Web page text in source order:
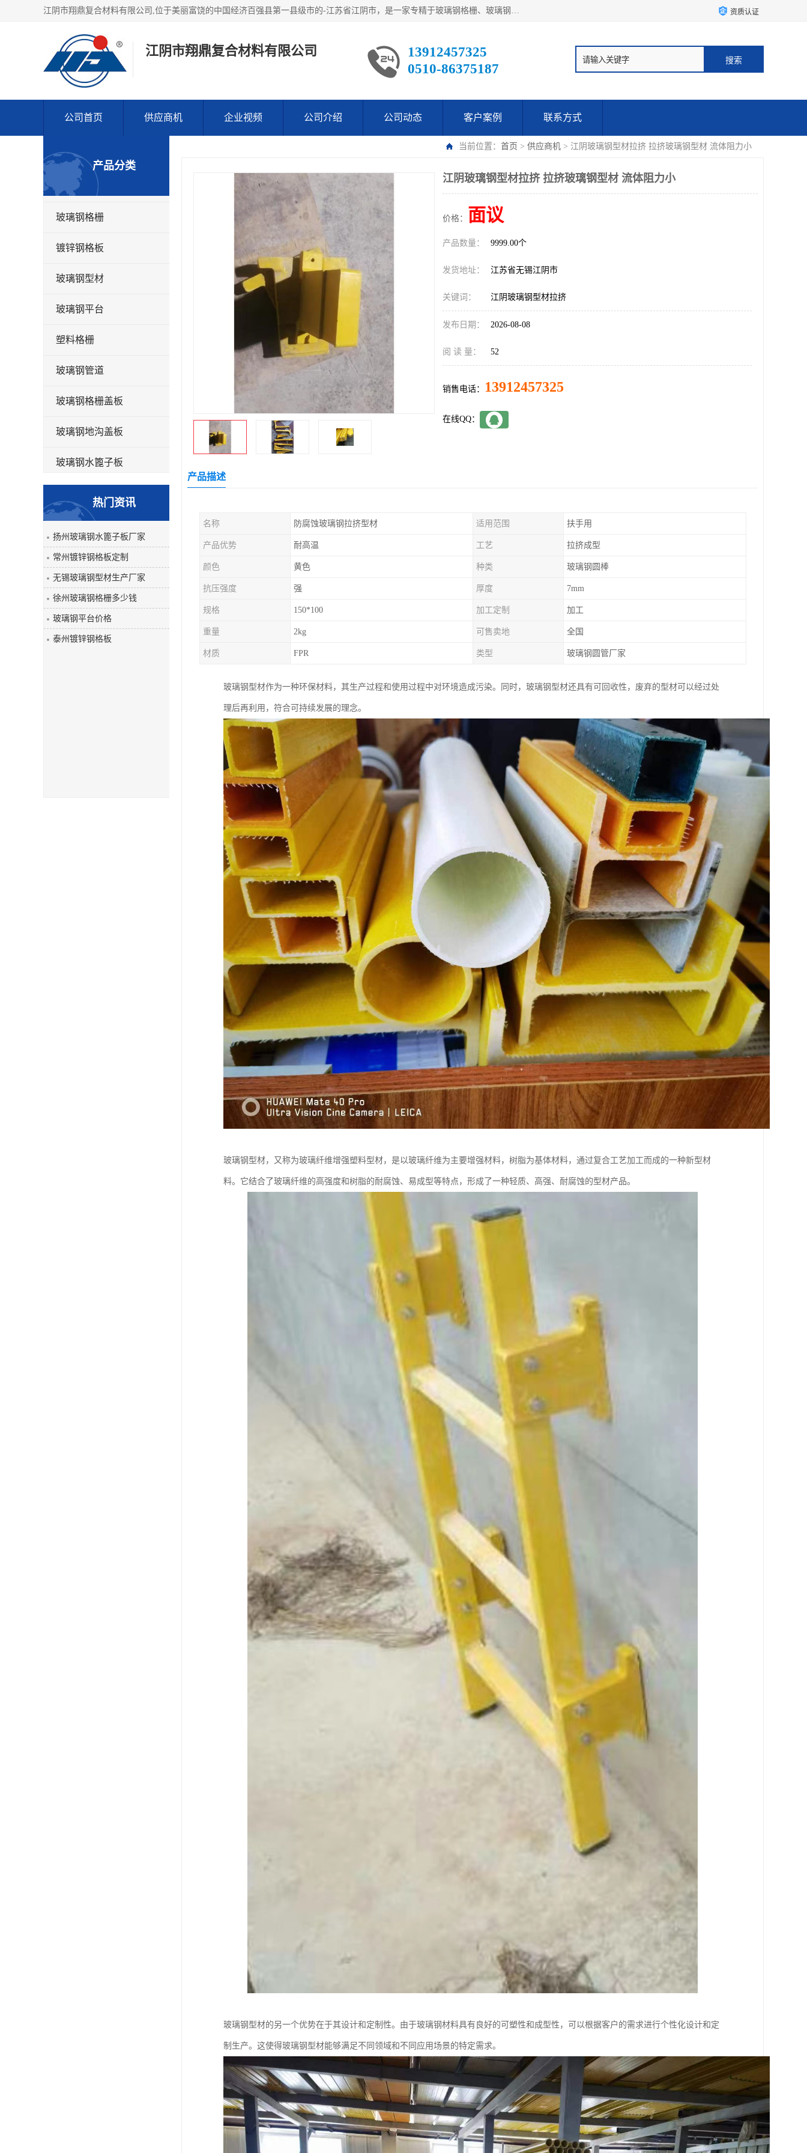
江阴市翔鼎复合材料有限公司,位于美丽富饶的中国经济百强县第一县级市的-江苏省江阴市，是一家专精于玻璃钢格栅、玻璃钢新材料,镀锌钢格板，机械设备生产制造及研发的科技型企业；公司产品已销往了世界多个国家和地区，公司人决心加倍努力愿与广大社会同仁精诚合作共创辉煌！ 资质认证
江阴市翔鼎复合材料有限公司
13912457325
0510-86375187
公司首页 供应商机 企业视频 公司介绍 公司动态 客户案例 联系方式
当前位置： 首页 > 供应商机 > 江阴玻璃钢型材拉挤 拉挤玻璃钢型材 流体阻力小
产品分类
玻璃钢格栅
镀锌钢格板
玻璃钢型材
玻璃钢平台
塑料格栅
玻璃钢管道
玻璃钢格栅盖板
玻璃钢地沟盖板
玻璃钢水篦子板
玻璃钢平板
玻璃钢盖板
热门资讯
扬州玻璃钢水篦子板厂家
常州镀锌钢格板定制
无锡玻璃钢型材生产厂家
徐州玻璃钢格栅多少钱
玻璃钢平台价格
泰州镀锌钢格板
江阴玻璃钢型材拉挤 拉挤玻璃钢型材 流体阻力小
价格： 面议
产品数量： 9999.00个
发货地址： 江苏省无锡江阴市
关键词： 江阴玻璃钢型材拉挤
发布日期： 2026-08-08
阅 读 量： 52
销售电话： 13912457325
在线QQ：
产品描述
名称 防腐蚀玻璃钢拉挤型材 适用范围 扶手用
产品优势 耐高温 工艺 拉挤成型
颜色 黄色 种类 玻璃钢圆棒
抗压强度 强 厚度 7mm
规格 150*100 加工定制 加工
重量 2kg 可售卖地 全国
材质 FPR 类型 玻璃钢圆管厂家
玻璃钢型材作为一种环保材料，其生产过程和使用过程中对环境造成污染。同时，玻璃钢型材还具有可回收性，废弃的型材可以经过处
理后再利用，符合可持续发展的理念。
玻璃钢型材，又称为玻璃纤维增强塑料型材，是以玻璃纤维为主要增强材料，树脂为基体材料，通过复合工艺加工而成的一种新型材
料。它结合了玻璃纤维的高强度和树脂的耐腐蚀、易成型等特点，形成了一种轻质、高强、耐腐蚀的型材产品。
玻璃钢型材的另一个优势在于其设计和定制性。由于玻璃钢材料具有良好的可塑性和成型性，可以根据客户的需求进行个性化设计和定
制生产。这使得玻璃钢型材能够满足不同领域和不同应用场景的特定需求。